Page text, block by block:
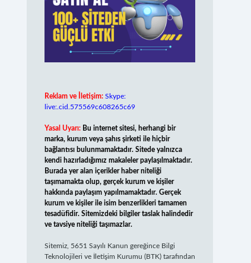
Reklam ve İletişim: Skype:
live:.cid.575569c608265c69
Yasal Uyarı: Bu internet sitesi, herhangi bir
marka, kurum veya şahıs şirketi ile hiçbir
bağlantısı bulunmamaktadır. Sitede yalnızca
kendi hazırladığımız makaleler paylaşılmaktadır.
Burada yer alan içerikler haber niteliği
taşımamakta olup, gerçek kurum ve kişiler
hakkında paylaşım yapılmamaktadır. Gerçek
kurum ve kişiler ile isim benzerlikleri tamamen
tesadüfidir. Sitemizdeki bilgiler taslak halindedir
ve tavsiye niteliği taşımazlar.
Sitemiz, 5651 Sayılı Kanun gereğince Bilgi
Teknolojileri ve İletişim Kurumu (BTK) tarafından